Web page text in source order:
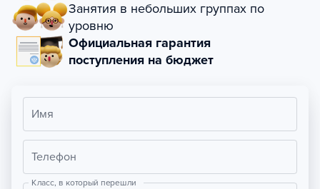
Занятия в небольших группах по
уровню
Официальная гарантия
поступления на бюджет
Имя
Телефон
Класс, в который перешли